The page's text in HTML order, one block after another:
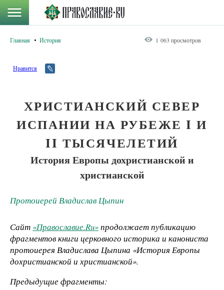
Главная История 1 063 просмотров
Нравится
ХРИСТИАНСКИЙ СЕВЕР
ИСПАНИИ НА РУБЕЖЕ I И
II ТЫСЯЧЕЛЕТИЙ
История Европы дохристианской и
христианской
Протоиерей Владислав Цыпин
Сайт «Православие.Ru»продолжает публикацию
фрагментов книги церковного историка и канониста
протоиерея Владислава Цыпина «История Европы
дохристианской и христианской».
Предыдущие фрагменты: